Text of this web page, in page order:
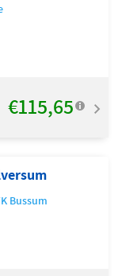
Bussum
€115,65